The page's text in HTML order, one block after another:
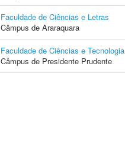
Faculdade de Ciências e Letras
Câmpus de Araraquara
Faculdade de Ciências e Tecnologia
Câmpus de Presidente Prudente